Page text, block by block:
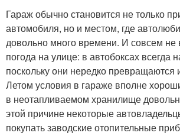
Гараж обычно становится не только
автомобиля, но и местом, где
довольно много времени. И совсем не
погода на улице: в автобоксах всегда
поскольку они нередко превращаются
Летом условия в гараже вполне
в неотапливаемом хранилище
этой причине некоторые
покупать заводские отопительные